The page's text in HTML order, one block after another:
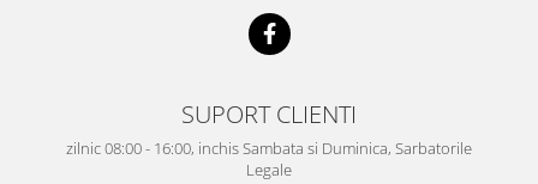
SUPORT CLIENTI
zilnic 08:00 - 16:00, inchis Sambata si Duminica, Sarbatorile
Legale